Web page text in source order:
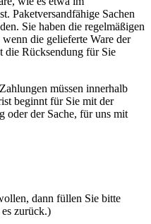
Paketversandfähige Sachen
Sie haben die regelmäßigen
die gelieferte Ware der
die Rücksendung für Sie
müssen innerhalb
beginnt für Sie mit der
oder der Sache, für uns mit
dann füllen Sie bitte
zurück.)